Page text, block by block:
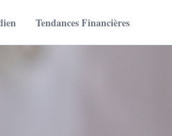
Tendances Financières